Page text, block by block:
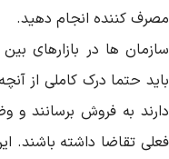
کننده انجام دهید.
ها در بازارهای بین
حتما درک کاملی از
به فروش برسانند و
تقاضا داشته باشند.